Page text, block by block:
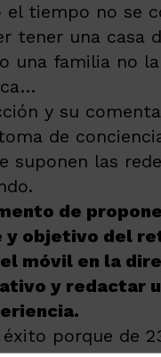
el tiempo no se
tener una casa
una familia no
y su
de
suponen las
de
y objetivo del
el móvil en la
y redactar
éxito porque de